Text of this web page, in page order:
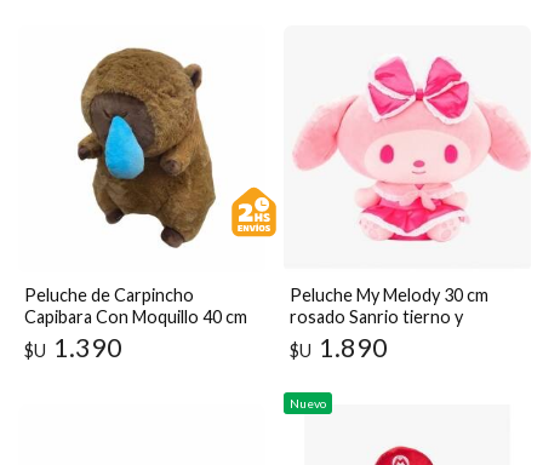
Peluche de Carpincho
Capibara Con Moquillo 40 cm
$U 1.390
Peluche My Melody 30 cm
rosado Sanrio tierno y
coleccionable
$U 1.890
Nuevo